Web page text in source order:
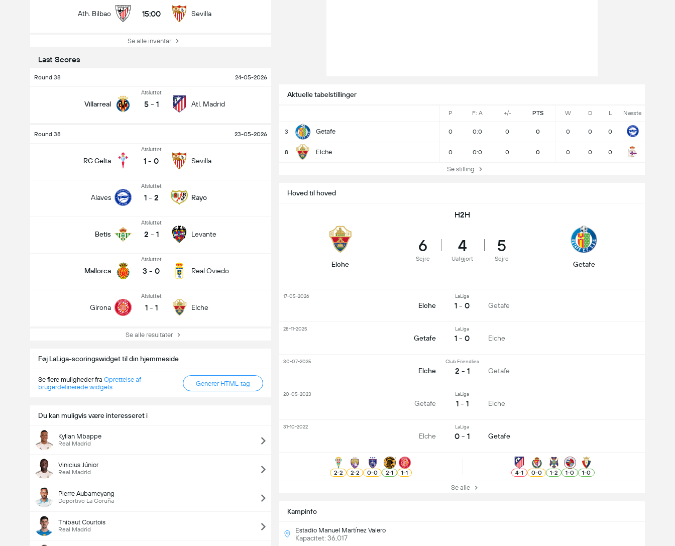
Ath. Bilbao 15:00 Sevilla
Se alle inventar
Last Scores
Round 38 24-05-2026
Villarreal
Afsluttet
5 - 1 Atl. Madrid
Round 38 23-05-2026
RC Celta
Afsluttet
1 - 0 Sevilla
Alaves
Afsluttet
1 - 2 Rayo
Betis
Afsluttet
2 - 1 Levante
Mallorca
Afsluttet
3 - 0 Real Oviedo
Girona
Afsluttet
1 - 1 Elche
Se alle resultater
Føj LaLiga-scoringswidget til din hjemmeside
Se flere muligheder fra Oprettelse af
brugerdefinerede widgets
Generer HTML-tag
Du kan muligvis være interesseret i
Kylian Mbappe
Real Madrid
Vinicius Júnior
Real Madrid
Pierre Aubameyang
Deportivo La Coruña
Thibaut Courtois
Real Madrid
Aktuelle tabelstillinger
P F: A +/- PTS W D L Næste
3 Getafe 0 0:0 0 0 0 0 0
8 Elche 0 0:0 0 0 0 0 0
Se stilling
Kampinfo
Estadio Manuel Martínez Valero
Kapacitet: 36,017
Hoved til hoved
H2H
Elche
6
Sejre
4
Uafgjort
5
Sejre
Getafe
Elche
LaLiga
1 - 0 Getafe
17-05-2026
Getafe
LaLiga
1 - 0 Elche
28-11-2025
Elche
Club Friendlies
2 - 1 Getafe
30-07-2025
Getafe
LaLiga
1 - 1 Elche
20-05-2023
Elche
LaLiga
0 - 1 Getafe
31-10-2022
2-2 2-2 0-0 2-1 1-1 4-1 0-0 1-2 1-0 1-0
Se alle